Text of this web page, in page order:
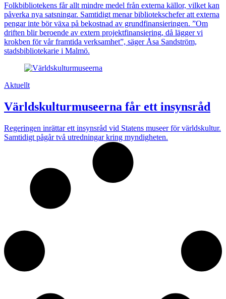
Folkbibliotekens får allt mindre medel från externa källor, vilket kan
påverka nya satsningar. Samtidigt menar bibliotekschefer att externa
pengar inte bör växa på bekostnad av grundfinansieringen. ”Om
driften blir beroende av extern projektfinansiering, då lägger vi
krokben för vår framtida verksamhet”, säger Åsa Sandström,
stadsbibliotekarie i Malmö.
Aktuellt
Världskulturmuseerna får ett insynsråd
Regeringen inrättar ett insynsråd vid Statens museer för världskultur.
Samtidigt pågår två utredningar kring myndigheten.